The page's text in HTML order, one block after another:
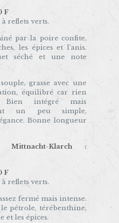
F
reflets verts.
par la poire confite,
les épices et l’anis.
séché et une note
grasse avec une
équilibré car rien
intégré mais
un peu simple,
Bonne longueur
Klarch :
F
reflets verts.
fermé mais intense.
pétrole, térébenthine,
et les épices.